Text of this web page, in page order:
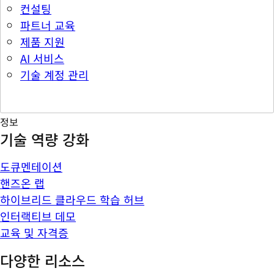
컨설팅
파트너 교육
제품 지원
AI 서비스
기술 계정 관리
정보
기술 역량 강화
도큐멘테이션
핸즈온 랩
하이브리드 클라우드 학습 허브
인터랙티브 데모
교육 및 자격증
다양한 리소스